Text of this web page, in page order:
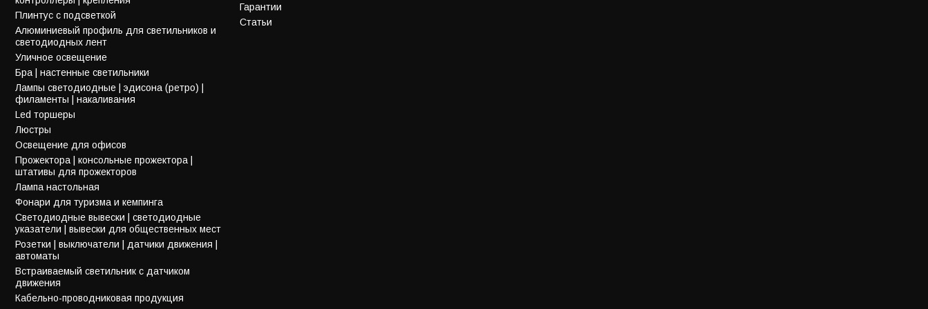
Плинтус с подсветкой
Алюминиевый профиль для светильников и
светодиодных лент
Уличное освещение
Бра | настенные светильники
Лампы светодиодные | эдисона (ретро) |
филаменты | накаливания
Led торшеры
Люстры
Освещение для офисов
Прожектора | консольные прожектора |
штативы для прожекторов
Лампа настольная
Фонари для туризма и кемпинга
Светодиодные вывески | светодиодные
указатели | вывески для общественных мест
Розетки | выключатели | датчики движения |
автоматы
Встраиваемый светильник с датчиком
движения
Кабельно-проводниковая продукция
Гарантии
Статьи